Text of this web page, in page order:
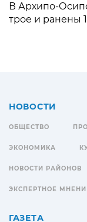
В Архипо-
трое и ранены
НОВОСТИ
ОБЩЕСТВО
ЭКОНОМИКА
НОВОСТИ РАЙОНОВ
ЭКСПЕРТНОЕ
ГАЗЕТА